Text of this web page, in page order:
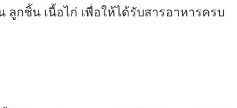
ลูกชิ้น เนื้อไก่ เพื่อให้ได้รับสารอาหารครบ